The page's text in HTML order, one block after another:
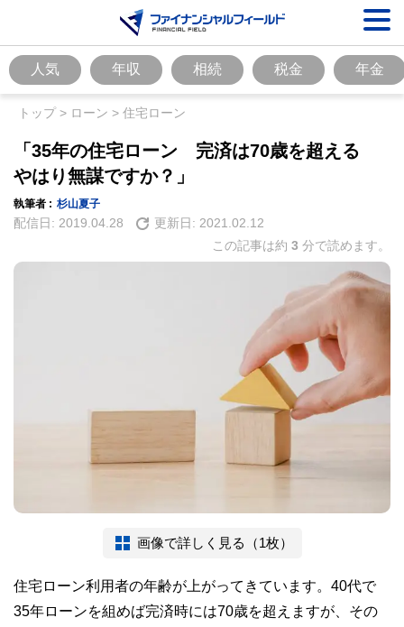
人気 年収 相続 税金 年金
トップ> ローン > 住宅ローン
「35年の住宅ローン 完済は70歳を超える
やはり無謀ですか？」
執筆者 : 杉山夏子
配信日: 2019.04.28 更新日: 2021.02.12
この記事は約 3 分で読めます。
画像で詳しく見る（1枚）
住宅ローン利用者の年齢が上がってきています。40代で
35年ローンを組めば完済時には70歳を超えますが、その